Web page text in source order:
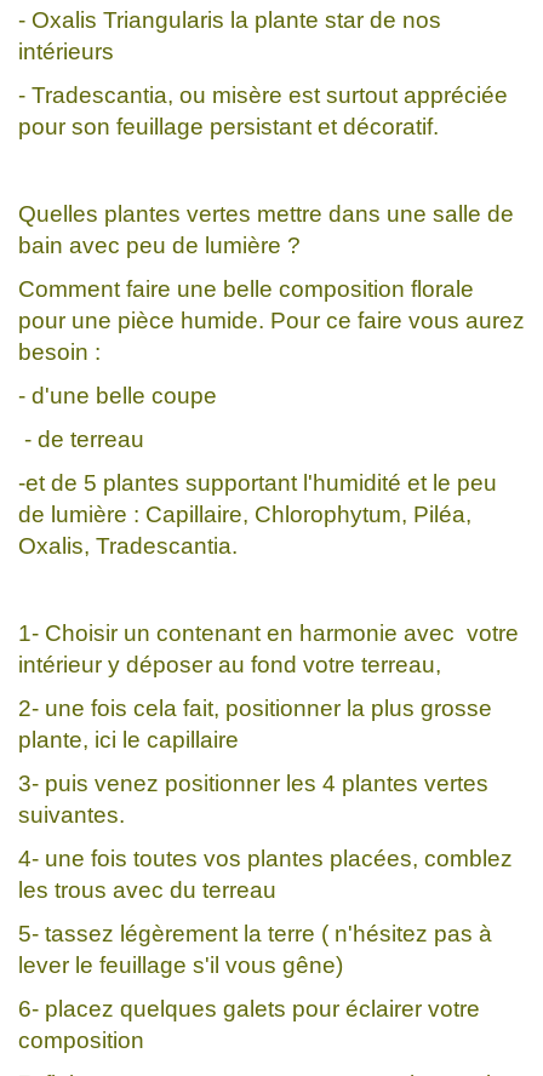
- Oxalis Triangularis la plante star de nos
intérieurs
- Tradescantia, ou misère est surtout appréciée
pour son feuillage persistant et décoratif.
Quelles plantes vertes mettre dans une salle de
bain avec peu de lumière ?
Comment faire une belle composition florale
pour une pièce humide. Pour ce faire vous aurez
besoin :
- d'une belle coupe
- de terreau
-et de 5 plantes supportant l'humidité et le peu
de lumière : Capillaire, Chlorophytum, Piléa,
Oxalis, Tradescantia.
1- Choisir un contenant en harmonie avec votre
intérieur y déposer au fond votre terreau,
2- une fois cela fait, positionner la plus grosse
plante, ici le capillaire
3- puis venez positionner les 4 plantes vertes
suivantes.
4- une fois toutes vos plantes placées, comblez
les trous avec du terreau
5- tassez légèrement la terre ( n'hésitez pas à
lever le feuillage s'il vous gêne)
6- placez quelques galets pour éclairer votre
composition